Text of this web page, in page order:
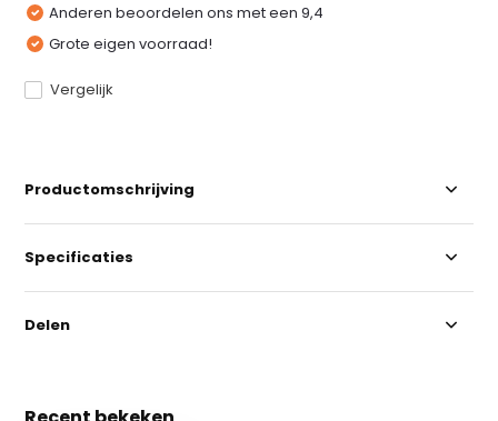
Anderen beoordelen ons met een 9,4
Grote eigen voorraad!
Vergelijk
Productomschrijving
Specificaties
Delen